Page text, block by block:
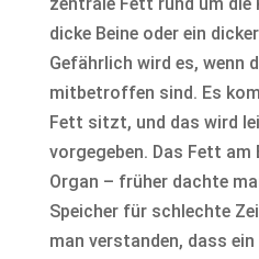
dicke Beine oder ein
Gefährlich wird es, wenn
mitbetroffen sind. Es
Fett sitzt, und das wird
vorgegeben. Das Fett
Organ – früher dachte
Speicher für schlechte
man verstanden, dass